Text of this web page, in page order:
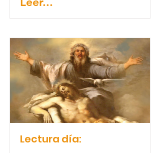
Lectura día: